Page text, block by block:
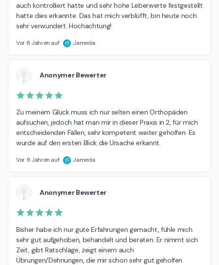
auch kontrolliert hatte und sehr hohe Leberwerte festgestellt
hatte dies erkannte. Das hat mich verblüfft, bin heute noch
sehr verwundert. Hochachtung!
Vor 8 Jahren auf Jameda
Anonymer Bewerter
Zu meinem Glück muss ich nur selten einen Orthopäden
aufsuchen, jedoch hat man mir in dieser Praxis in 2, für mich
entscheidenden Fällen, sehr kompetent weiter geholfen. Es
wurde auf den ersten Blick die Ursache erkannt.
Vor 9 Jahren auf Jameda
Anonymer Bewerter
Bisher habe ich nur gute Erfahrungen gemacht, fühle mich
sehr gut aufgehoben, behandelt und beraten. Er nimmt sich
Zeit, gibt Ratschläge, zeigt einem auch
Übrungen/Dehnungen, die mir schon sehr gut geholfen